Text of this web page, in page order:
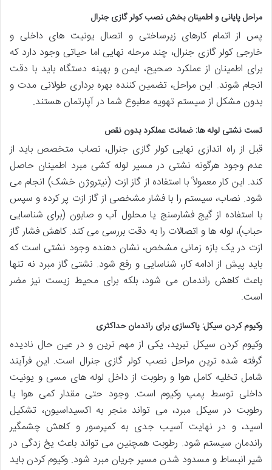
مراحل پایانی و اطمینان بخش نصب کولر گازی جنرال
پس از اتمام کارهای زیرساختی و اتصال یونیت های داخلی و
خارجی کولر گازی جنرال، چند مرحله نهایی اما حیاتی وجود دارد که
برای اطمینان از عملکرد صحیح، ایمن و بهینه دستگاه باید با دقت
انجام شوند. این مراحل، تضمین کننده بهره برداری طولانی مدت و
بدون مشکل از سیستم تهویه مطبوع شما در آپارتمان هستند.
تست نشتی لوله ها: ضمانت عملکرد بدون نقص
قبل از راه اندازی نهایی کولر گازی جنرال، نصاب متخصص باید از
عدم وجود هرگونه نشتی در مسیر لوله کشی مبرد اطمینان حاصل
کند. این کار معمولاً با استفاده از گاز ازت (نیتروژن خشک) انجام می
شود. نصاب، سیستم را با فشار مشخصی از گاز ازت پر کرده و سپس
با استفاده از گیج فشارسنج یا محلول آب و صابون (برای شناسایی
حباب)، لوله ها و اتصالات را به دقت بررسی می کند. کاهش فشار گاز
ازت در یک بازه زمانی مشخص، نشان دهنده وجود نشتی است که
باید پیش از ادامه کار، شناسایی و رفع شود. نشتی گاز مبرد نه تنها
باعث کاهش راندمان می شود، بلکه برای محیط زیست نیز مضر
است.
وکیوم کردن سیکل: پاکسازی برای راندمان حداکثری
وکیوم کردن سیکل تبرید، یکی از مهم ترین و در عین حال نادیده
گرفته شده ترین مراحل نصب کولر گازی جنرال است. این فرآیند
شامل تخلیه کامل هوا و رطوبت از داخل لوله های مسی و یونیت
داخلی توسط پمپ وکیوم است. وجود حتی مقدار کمی هوا یا
رطوبت در سیکل مبرد، می تواند منجر به اکسیداسیون، تشکیل
اسید، و در نهایت آسیب جدی به کمپرسور و کاهش چشمگیر
راندمان سیستم شود. رطوبت همچنین می تواند باعث یخ زدگی در
شیر انبساط و مسدود شدن مسیر جریان مبرد شود. وکیوم کردن باید